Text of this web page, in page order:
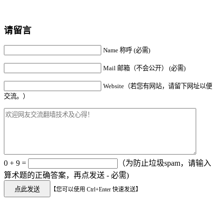
请留言
Name 称呼 (必需)
Mail 邮箱（不会公开） (必需)
Website（若您有网站，请留下网址以便
交流。）
0 + 9 =
（为防止垃圾spam，请输入
算术题的正确答案，再点发送 - 必需)
【您可以使用 Ctrl+Enter 快速发送】